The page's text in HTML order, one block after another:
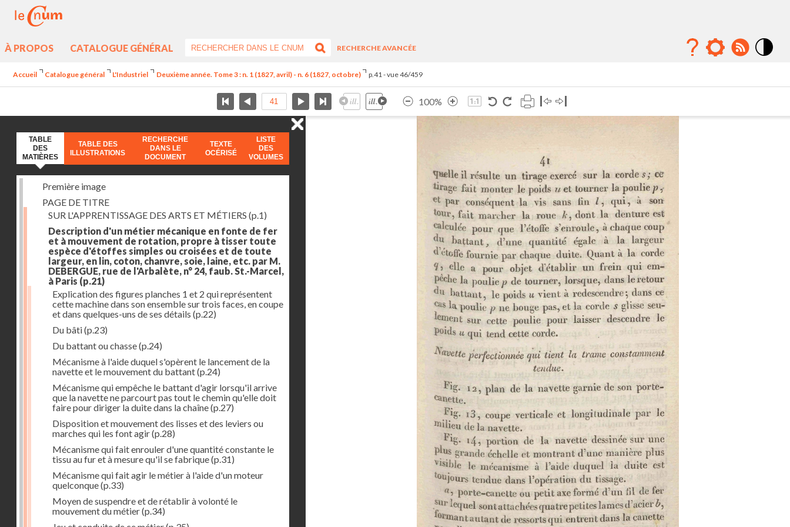
À PROPOS CATALOGUE GÉNÉRAL
RECHERCHE AVANCÉE
Accueil Catalogue général L'Industriel Deuxième année. Tome 3 : n. 1 (1827, avril) - n. 6 (1827, octobre) p.41 - vue 46/459
100%
TABLE
DES
MATIÈRES
TABLE DES
ILLUSTRATIONS
RECHERCHE
DANS LE
DOCUMENT
TEXTE
OCÉRISÉ
LISTE
DES
VOLUMES
Première image
PAGE DE TITRE
SUR L'APPRENTISSAGE DES ARTS ET MÉTIERS (p.1)
Description d'un métier mécanique en fonte de fer
et à mouvement de rotation, propre à tisser toute
espèce d'étoffes simples ou croisées et de toute
largeur, en lin, coton, chanvre, soie, laine, etc. par M.
DEBERGUE, rue de l'Arbalète, n° 24, faub. St.-Marcel,
à Paris (p.21)
Explication des figures planches 1 et 2 qui représentent
cette machine dans son ensemble sur trois faces, en coupe
et dans quelques-uns de ses détails (p.22)
Du bâti(p.23)
Du battant ou chasse(p.24)
Mécanisme à l'aide duquel s'opèrent le lancement de la
navette et le mouvement du battant(p.24)
Mécanisme qui empêche le battant d'agir lorsqu'il arrive
que la navette ne parcourt pas tout le chemin qu'elle doit
faire pour diriger la duite dans la chaîne(p.27)
Disposition et mouvement des lisses et des leviers ou
marches qui les font agir(p.28)
Mécanisme qui fait enrouler d'une quantité constante le
tissu au fur et à mesure qu'il se fabrique(p.31)
Mécanisme qui fait agir le métier à l'aide d'un moteur
quelconque(p.33)
Moyen de suspendre et de rétablir à volonté le
mouvement du métier(p.34)